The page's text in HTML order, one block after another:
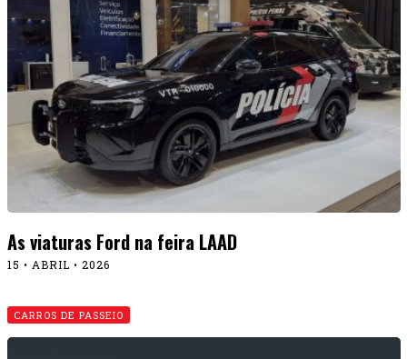
As viaturas Ford na feira LAAD
15 • ABRIL • 2026
CARROS DE PASSEIO